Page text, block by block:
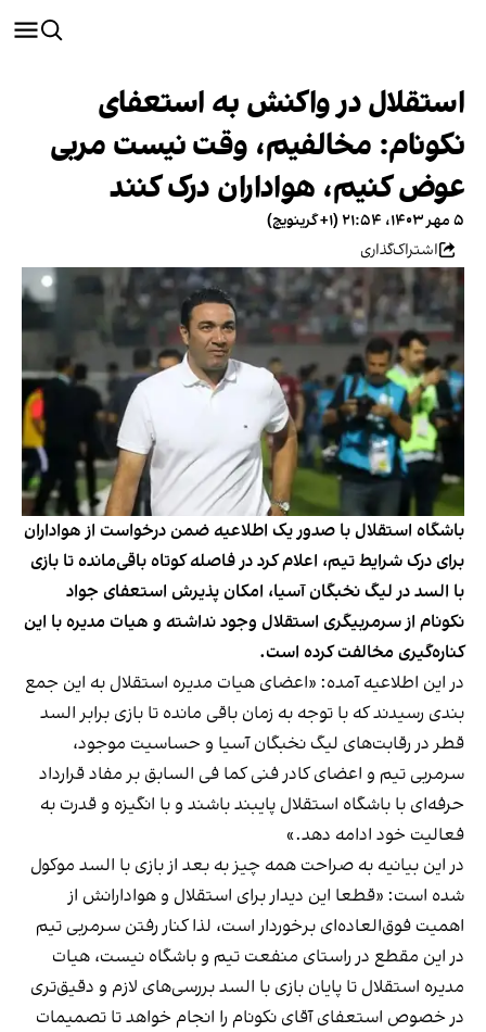
استقلال در واکنش به استعفای
نکونام: مخالفیم، وقت نیست مربی
عوض کنیم، هواداران درک کنند
۵ مهر ۱۴۰۳، ۲۱:۵۴ (‎+۱ گرینویچ)
اشتراک‌گذاری
باشگاه استقلال با صدور یک اطلاعیه ضمن درخواست از هواداران
برای درک شرایط تیم، اعلام کرد در فاصله کوتاه باقی‌مانده تا بازی
با السد در لیگ نخبگان آسیا، امکان پذیرش استعفای جواد
نکونام از سرمربیگری استقلال وجود نداشته و هیات مدیره با این
کناره‌گیری مخالفت کرده است.
در این اطلاعیه آمده: «اعضای هیات مدیره استقلال به این جمع
بندی رسیدند که با توجه به زمان باقی مانده تا بازی برابر السد
قطر در رقابت‌های لیگ نخبگان آسیا و حساسیت موجود،
سرمربی تیم و اعضای کادر فنی کما فی السابق بر مفاد قرارداد
حرفه‌ای با باشگاه استقلال پایبند باشند و با انگیزه و قدرت به
فعالیت خود ادامه دهد.»
در این بیانیه به صراحت همه چیز به بعد از بازی با السد موکول
شده است: «قطعا این دیدار برای استقلال و هوادارانش از
اهمیت فوق‌العاده‌ای برخوردار است، لذا کنار رفتن سرمربی تیم
در این مقطع در راستای منفعت تیم و باشگاه نیست، هیات
مدیره استقلال تا پایان بازی با السد بررسی‌های لازم و دقیق‌تری
در خصوص استعفای آقای نکونام را انجام خواهد تا تصمیمات